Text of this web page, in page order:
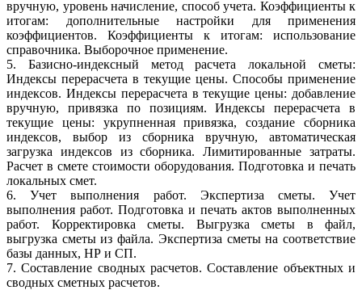
вручную, уровень начисление, способ учета. Коэффициенты к
итогам: дополнительные настройки для применения
коэффициентов. Коэффициенты к итогам: использование
справочника. Выборочное применение.
5. Базисно-индексный метод расчета локальной сметы:
Индексы перерасчета в текущие цены. Способы применение
индексов. Индексы перерасчета в текущие цены: добавление
вручную, привязка по позициям. Индексы перерасчета в
текущие цены: укрупненная привязка, создание сборника
индексов, выбор из сборника вручную, автоматическая
загрузка индексов из сборника. Лимитированные затраты.
Расчет в смете стоимости оборудования. Подготовка и печать
локальных смет.
6. Учет выполнения работ. Экспертиза сметы. Учет
выполнения работ. Подготовка и печать актов выполненных
работ. Корректировка сметы. Выгрузка сметы в файл,
выгрузка сметы из файла. Экспертиза сметы на соответствие
базы данных, НР и СП.
7. Составление сводных расчетов. Составление объектных и
сводных сметных расчетов.